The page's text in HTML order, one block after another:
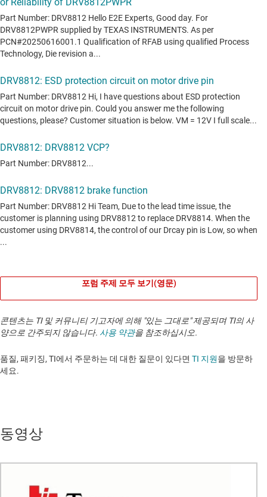
포럼 주제 모두 보기(영문)
콘텐츠는 TI 및 커뮤니티 기고자에 의해 "있는 그대로" 제공되며 TI의 사
양으로 간주되지 않습니다. 사용 약관을 참조하십시오.
품질, 패키징, TI에서 주문하는 데 대한 질문이 있다면 TI 지원을 방문하
세요. ​​​​​​​​​​​​​​
동영상